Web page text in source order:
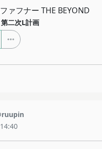
ァフナー THE BEYOND
第二次L計画